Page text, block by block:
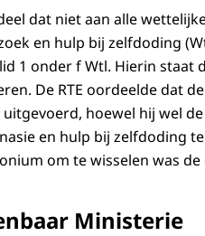
dat niet aan alle
en hulp bij zelfdoding
1 onder f Wtl. Hierin staat
De RTE oordeelde dat
hoewel hij wel
en hulp bij zelfdoding
om te wisselen was
Ministerie